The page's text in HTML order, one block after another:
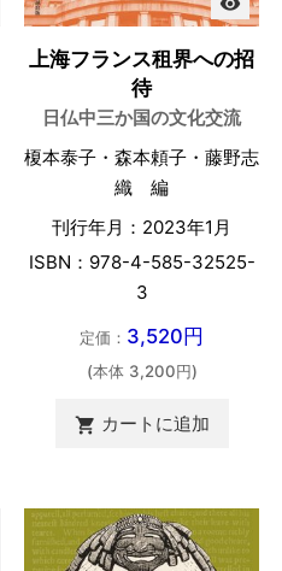
上海フランス租界への招
待
日仏中三か国の文化交流
榎本泰子・森本頼子・藤野志
織 編
刊行年月：2023年1月
ISBN：978-4-585-32525-
3
定価： 3,520円
(本体 3,200円)
 カートに追加